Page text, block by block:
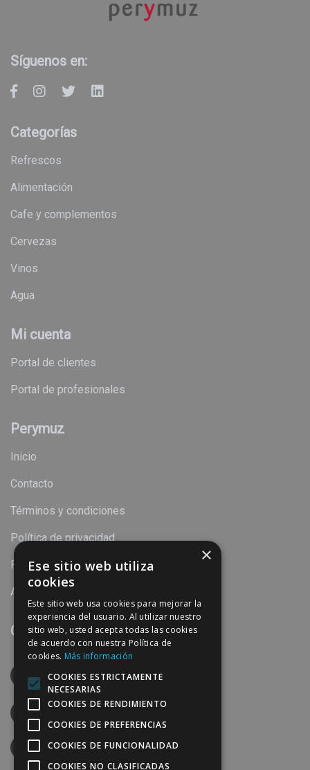
Síguenos en:
Categorías
refrescos
alimentación
cafe y complementos
cervezas
vinos
agua
Mi cuenta
Portal de clientes
Portal de profesionales
Perymuz
Inicio
Contacto
Términos y condiciones
Política de privacidad
Política de cookies
Aviso legal
Contacto
España
info@perymuz.es
×
Ese sitio web utiliza
cookies
Este sitio web usa cookies para mejorar la
experiencia del usuario. Al utilizar nuestro
sitio web, usted acepta todas las cookies
de acuerdo con nuestra Política de
cookies. Más información
COOKIES ESTRICTAMENTE
NECESARIAS
COOKIES DE RENDIMIENTO
COOKIES DE PREFERENCIAS
COOKIES DE FUNCIONALIDAD
COOKIES NO CLASIFICADAS